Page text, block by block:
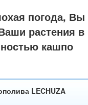
погода, Вы
растения в
кашпо
LECHUZA